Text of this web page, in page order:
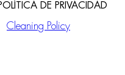
DE PRIVACIDAD
Cleaning Policy